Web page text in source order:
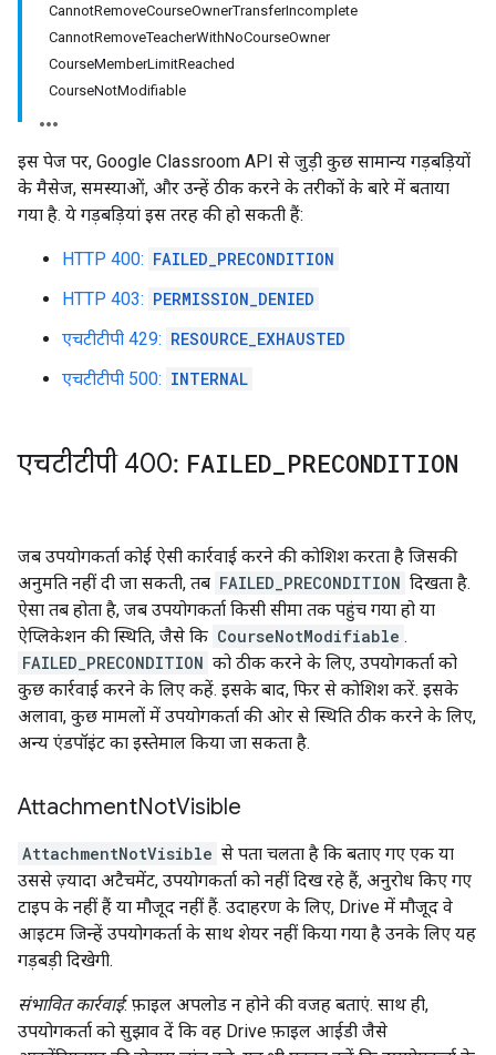
CannotRemoveCourseOwnerTransferIncomplete
CannotRemoveTeacherWithNoCourseOwner
CourseMemberLimitReached
CourseNotModifiable
इस पेज पर, Google Classroom API से जुड़ी कुछ सामान्य गड़बड़ियों
के मैसेज, समस्याओं, और उन्हें ठीक करने के तरीकों के बारे में बताया
गया है. ये गड़बड़ियां इस तरह की हो सकती हैं:
HTTP 400: FAILED_PRECONDITION
HTTP 403: PERMISSION_DENIED
एचटीटीपी 429: RESOURCE_EXHAUSTED
एचटीटीपी 500: INTERNAL
एचटीटीपी 400: FAILED PRECONDITION
जब उपयोगकर्ता कोई ऐसी कार्रवाई करने की कोशिश करता है जिसकी
अनुमति नहीं दी जा सकती, तब FAILED_PRECONDITION दिखता है.
ऐसा तब होता है, जब उपयोगकर्ता किसी सीमा तक पहुंच गया हो या
ऐप्लिकेशन की स्थिति, जैसे कि CourseNotModifiable .
FAILED_PRECONDITION को ठीक करने के लिए, उपयोगकर्ता को
कुछ कार्रवाई करने के लिए कहें. इसके बाद, फिर से कोशिश करें. इसके
अलावा, कुछ मामलों में उपयोगकर्ता की ओर से स्थिति ठीक करने के लिए,
अन्य एंडपॉइंट का इस्तेमाल किया जा सकता है.
AttachmentNotVisible
AttachmentNotVisible से पता चलता है कि बताए गए एक या
उससे ज़्यादा अटैचमेंट, उपयोगकर्ता को नहीं दिख रहे हैं, अनुरोध किए गए
टाइप के नहीं हैं या मौजूद नहीं हैं. उदाहरण के लिए, Drive में मौजूद वे
आइटम जिन्हें उपयोगकर्ता के साथ शेयर नहीं किया गया है उनके लिए यह
गड़बड़ी दिखेगी.
संभावित कार्रवाई: फ़ाइल अपलोड न होने की वजह बताएं. साथ ही,
उपयोगकर्ता को सुझाव दें कि वह Drive फ़ाइल आईडी जैसे